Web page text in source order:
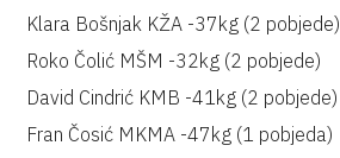
Klara Bošnjak KŽA -37kg (2 pobjede)
Roko Čolić MŠM -32kg (2 pobjede)
David Cindrić KMB -41kg (2 pobjede)
Fran Čosić MKMA -47kg (1 pobjeda)